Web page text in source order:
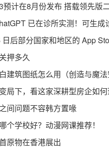
预计在8月份发布 搭载领先版
已在诊所实测！可生
后部分国家和地区的 App
押多久
建筑图纸怎么用（创造与魔法
局下，看这家深耕型房企如
间问题不容韩方置喙
个学校好？动漫网课推荐！
原物在香港展出